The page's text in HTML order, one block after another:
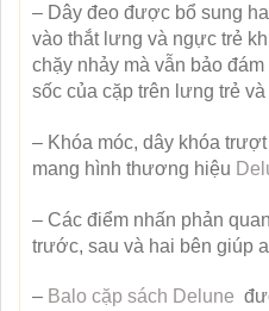
– Dây đeo được bổ sung
vào thắt lưng và ngực trẻ
chặy nhảy mà vẫn bảo
sốc của cặp trên lưng trẻ
– Khóa móc, dây khóa
mang hình thương hiệu
– Các điểm nhấn phản
trước, sau và hai bên giúp
– Balo cặp sách Delune